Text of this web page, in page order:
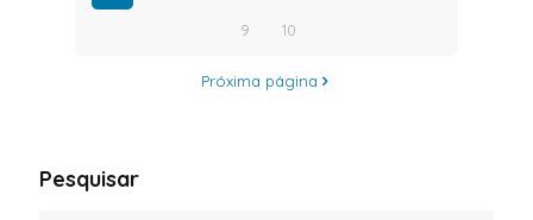
9 10
Próxima página
Pesquisar